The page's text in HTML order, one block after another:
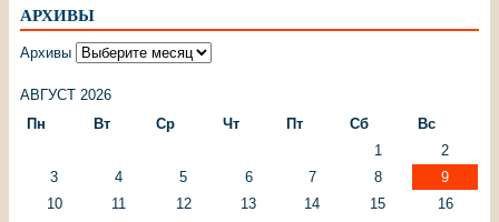
АРХИВЫ
Архивы
АВГУСТ 2026
Пн
Вт Ср Чт Пт Сб
Вс
1
2
3
4 5 6 7 8
9
10
11 12 13 14 15
16